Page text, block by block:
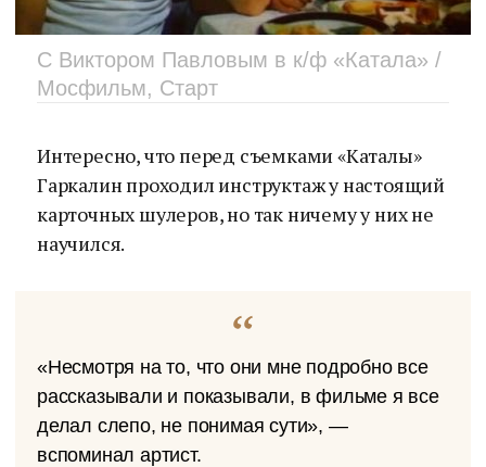
С Виктором Павловым в к/ф «Катала» /
Мосфильм, Старт
Интересно, что перед съемками «Каталы»
Гаркалин проходил инструктаж у настоящий
карточных шулеров, но так ничему у них не
научился.
«Несмотря на то, что они мне подробно все
рассказывали и показывали, в фильме я все
делал слепо, не понимая сути», —
вспоминал артист.